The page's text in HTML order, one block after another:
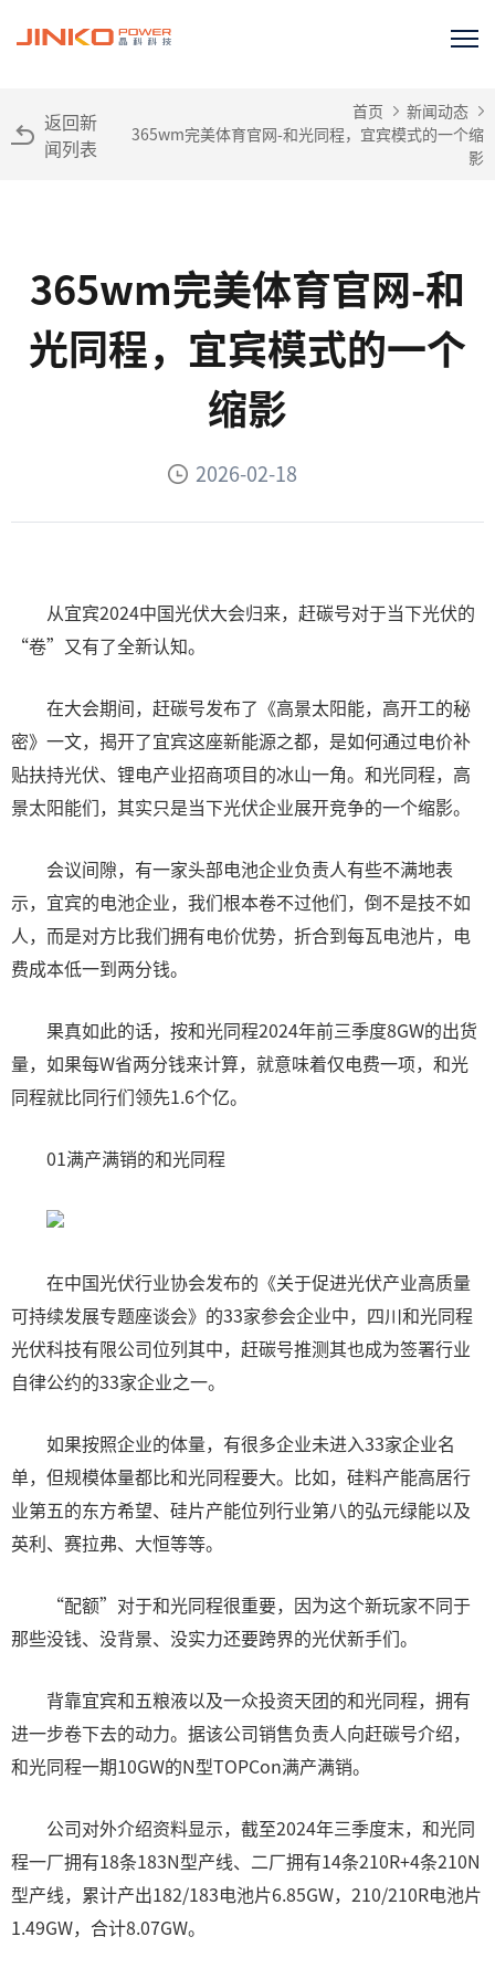
返回新
闻列表
首页
新闻动态
365wm完美体育官网-和光同程，宜宾模式的一个缩
影
365wm完美体育官网-和
光同程，宜宾模式的一个
缩影
2026-02-18
从宜宾2024中国光伏大会归来，赶碳号对于当下光伏的
“卷”又有了全新认知。
在大会期间，赶碳号发布了《高景太阳能，高开工的秘
密》一文，揭开了宜宾这座新能源之都，是如何通过电价补
贴扶持光伏、锂电产业招商项目的冰山一角。和光同程，高
景太阳能们，其实只是当下光伏企业展开竞争的一个缩影。
会议间隙，有一家头部电池企业负责人有些不满地表
示，宜宾的电池企业，我们根本卷不过他们，倒不是技不如
人，而是对方比我们拥有电价优势，折合到每瓦电池片，电
费成本低一到两分钱。
果真如此的话，按和光同程2024年前三季度8GW的出货
量，如果每W省两分钱来计算，就意味着仅电费一项，和光
同程就比同行们领先1.6个亿。
01满产满销的和光同程
在中国光伏行业协会发布的《关于促进光伏产业高质量
可持续发展专题座谈会》的33家参会企业中，四川和光同程
光伏科技有限公司位列其中，赶碳号推测其也成为签署行业
自律公约的33家企业之一。
如果按照企业的体量，有很多企业未进入33家企业名
单，但规模体量都比和光同程要大。比如，硅料产能高居行
业第五的东方希望、硅片产能位列行业第八的弘元绿能以及
英利、赛拉弗、大恒等等。
“配额”对于和光同程很重要，因为这个新玩家不同于
那些没钱、没背景、没实力还要跨界的光伏新手们。
背靠宜宾和五粮液以及一众投资天团的和光同程，拥有
进一步卷下去的动力。据该公司销售负责人向赶碳号介绍，
和光同程一期10GW的N型TOPCon满产满销。
公司对外介绍资料显示，截至2024年三季度末，和光同
程一厂拥有18条183N型产线、二厂拥有14条210R+4条210N
型产线，累计产出182/183电池片6.85GW，210/210R电池片
1.49GW，合计8.07GW。